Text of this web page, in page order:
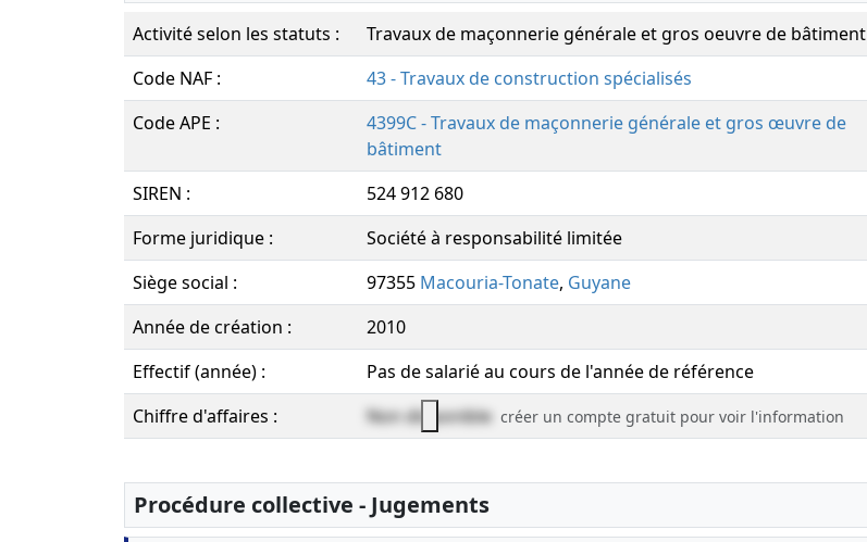
Activité selon les statuts :
Travaux de maçonnerie générale et gros oeuvre de bâtiment
Code NAF :
43 - Travaux de construction spécialisés
Code APE :
4399C - Travaux de maçonnerie générale et gros œuvre de
bâtiment
SIREN :
524 912 680
Forme juridique :
Société à responsabilité limitée
Siège social :
97355 Macouria-Tonate, Guyane
Année de création :
2010
Effectif (année) :
Pas de salarié au cours de l'année de référence
Chiffre d'affaires :
Non disponible créer un compte gratuit pour voir l'information
Procédure collective - Jugements